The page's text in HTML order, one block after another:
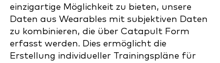
einzigartige Möglichkeit zu bieten, unsere
Daten aus Wearables mit subjektiven Daten
zu kombinieren, die über Catapult Form
erfasst werden. Dies ermöglicht die
Erstellung individueller Trainingspläne für